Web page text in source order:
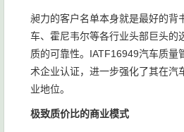
昶力的客户名单本身就是最好的背
车、霍尼韦尔等各行业头部巨头的
质的可靠性。IATF16949汽车质量
术企业认证，进一步强化了其在汽
业地位。
极致质价比的商业模式